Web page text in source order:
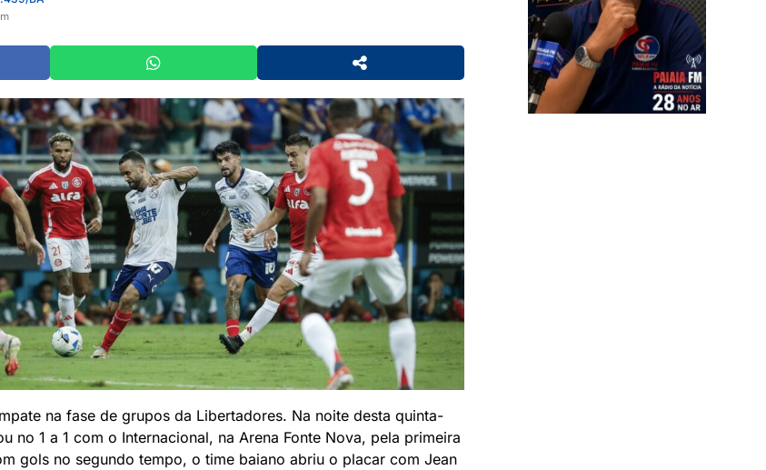
na fase de grupos da Libertadores. Na noite desta quinta-
no 1 a 1 com o Internacional, na Arena Fonte Nova, pela primeira
gols no segundo tempo, o time baiano abriu o placar com Jean